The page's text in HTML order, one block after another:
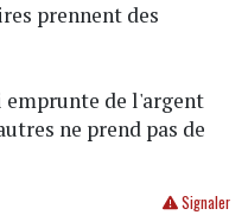
prennent des
de l'argent
ne prend pas de
Signaler